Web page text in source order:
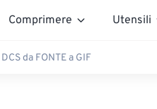
Comprimere Utensili
DCS da FONTE a GIF